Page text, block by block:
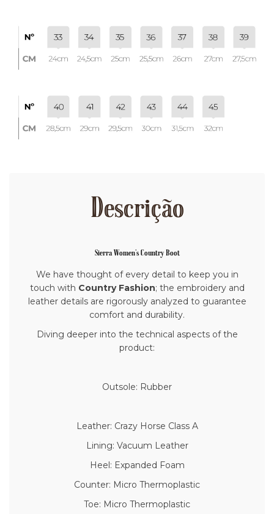
Descrição
Sierra Women's Country Boot
We have thought of every detail to keep you in
touch with Country Fashion; the embroidery and
leather details are rigorously analyzed to guarantee
comfort and durability.
Diving deeper into the technical aspects of the
product:
Outsole: Rubber
Leather: Crazy Horse Class A
Lining: Vacuum Leather
Heel: Expanded Foam
Counter: Micro Thermoplastic
Toe: Micro Thermoplastic